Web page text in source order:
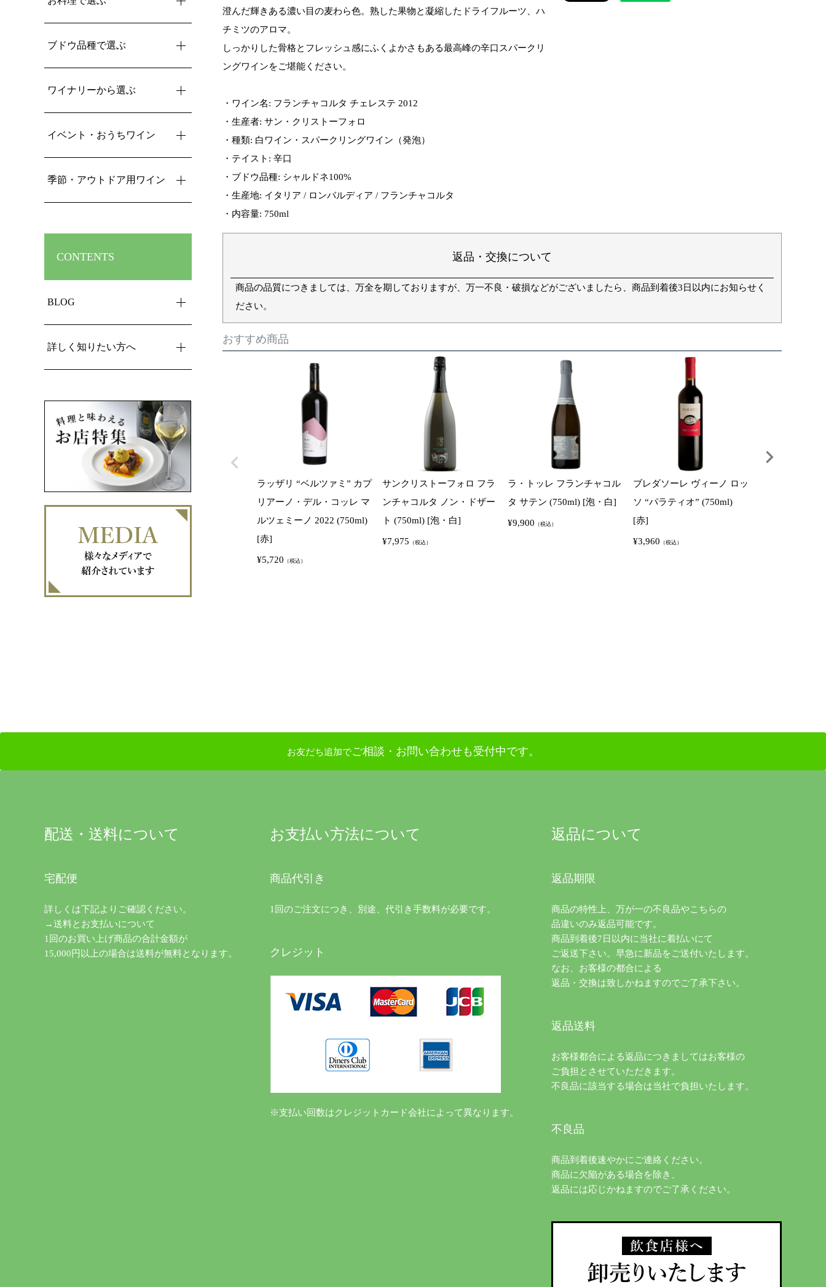
ブドウ品種で選ぶ
ワイナリーから選ぶ
イベント・おうちワイン
季節・アウトドア用ワイン
CONTENTS
BLOG
詳しく知りたい方へ
澄んだ輝きある濃い目の麦わら色。熟した果物と凝縮したドライフルーツ、ハ
チミツのアロマ。
しっかりした骨格とフレッシュ感にふくよかさもある最高峰の辛口スパークリ
ングワインをご堪能ください。
・ワイン名: フランチャコルタ チェレステ 2012
・生産者: サン・クリストーフォロ
・種類: 白ワイン・スパークリングワイン（発泡）
・テイスト: 辛口
・ブドウ品種: シャルドネ100%
・生産地: イタリア / ロンバルディア / フランチャコルタ
・内容量: 750ml
返品・交換について
商品の品質につきましては、万全を期しておりますが、万一不良・破損などがございましたら、商品到着後3日以内にお知らせく
ださい。
おすすめ商品
ラッザリ “ベルツァミ” カプ
リアーノ・デル・コッレ マ
ルツェミーノ 2022 (750ml)
[赤]
¥5,720 （税込）
サンクリストーフォロ フラ
ンチャコルタ ノン・ドザー
ト (750ml) [泡・白]
¥7,975 （税込）
ラ・トッレ フランチャコル
タ サテン (750ml) [泡・白]
¥9,900 （税込）
ブレダソーレ ヴィーノ ロッ
ソ “パラティオ” (750ml)
[赤]
¥3,960 （税込）
お友だち追加でご相談・お問い合わせも受付中です。
配送・送料について
宅配便
詳しくは下記よりご確認ください。
→送料とお支払いについて
1回のお買い上げ商品の合計金額が
15,000円以上の場合は送料が無料となります。
お支払い方法について
商品代引き
1回のご注文につき、別途、代引き手数料が必要です。
クレジット
※支払い回数はクレジットカード会社によって異なります。
返品について
返品期限
商品の特性上、万が一の不良品やこちらの
品違いのみ返品可能です。
商品到着後7日以内に当社に着払いにて
ご返送下さい。早急に新品をご送付いたします。
なお、お客様の都合による
返品・交換は致しかねますのでご了承下さい。
返品送料
お客様都合による返品につきましてはお客様の
ご負担とさせていただきます。
不良品に該当する場合は当社で負担いたします。
不良品
商品到着後速やかにご連絡ください。
商品に欠陥がある場合を除き、
返品には応じかねますのでご了承ください。